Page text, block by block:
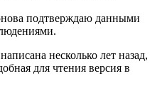
подтверждаю данными
несколько лет назад,
для чтения версия в